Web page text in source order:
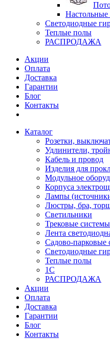
Светодиодные
Теплые полы
РАСПРОДАЖА
Акции
Оплата
Доставка
Гарантии
Блог
Контакты
Каталог
Розетки,
Удлинители,
Кабель и провод
Изделия для
Модульное
Корпуса
Лампы
Люстры, бра,
Светильники
Трековые
Лента
Садово-парковые
Светодиодные
Теплые полы
1С
РАСПРОДАЖА
Акции
Оплата
Доставка
Гарантии
Блог
Контакты